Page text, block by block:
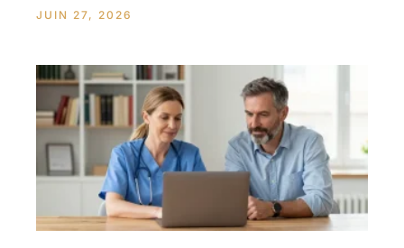
JUIN 27, 2026